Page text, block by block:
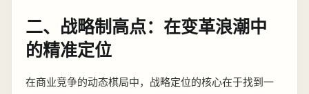
二、战略制高点：在变革浪潮中
的精准定位
在商业竞争的动态棋局中，战略定位的核心在于找到一